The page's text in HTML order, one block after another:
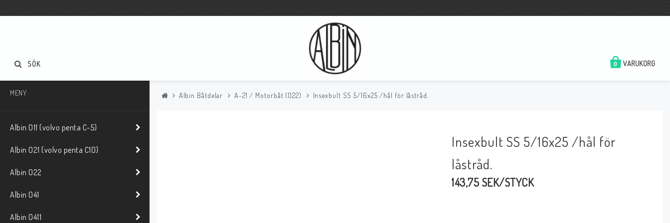
VARUKORG
0
SÖK
MENY
Albin O11 (volvo penta C-5)
Albin O21 (volvo penta C10)
Albin O22
Albin O41
Albin O411
Albin Båtdelar A-21 / Motorbåt (O22) Insexbult SS 5/16x25 /hål för låstråd.
Insexbult SS 5/16x25 /hål för
låstråd.
143,75 SEK/STYCK